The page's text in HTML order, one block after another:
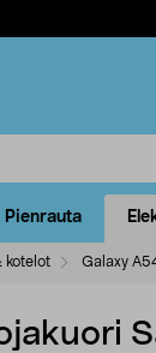
Pienrauta
kotelot Galaxy